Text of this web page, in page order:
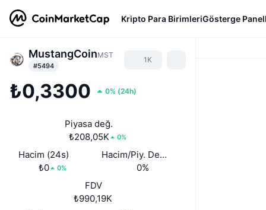
Kripto Para BirimleriGösterge
MustangCoinMST
#5494
1K
₺0,3300 0% (24h)
Piyasa değ.
₺208,05K
0%
Hacim (24s)
₺0
0%
Hacim/Piy. Değ. (24s)
0%
FDV
₺990,19K